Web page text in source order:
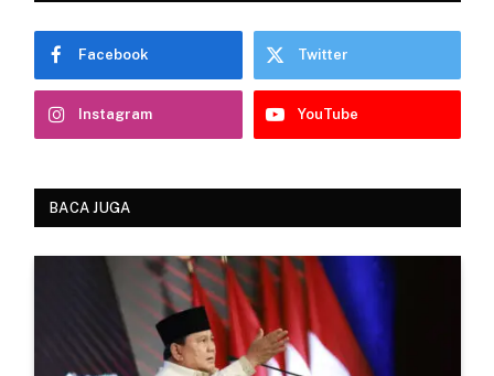
Facebook Twitter
Instagram YouTube
BACA JUGA